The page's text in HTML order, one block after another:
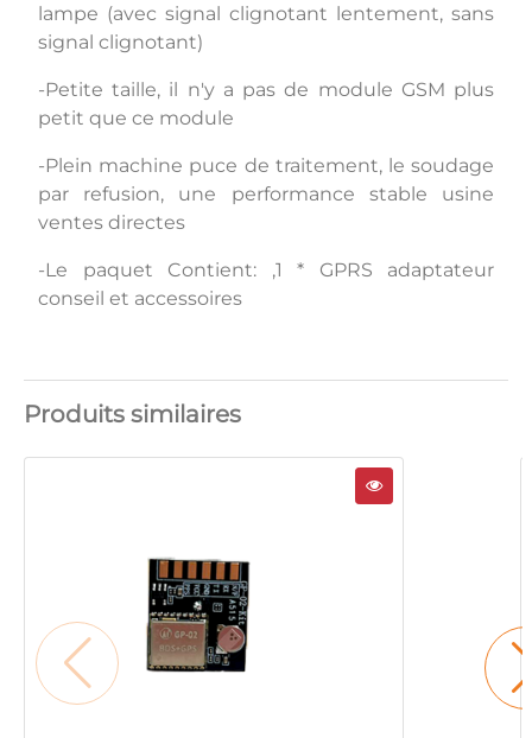
lampe (avec signal clignotant lentement, sans
signal clignotant)
-Petite taille, il n'y a pas de module GSM plus
petit que ce module
-Plein machine puce de traitement, le soudage
par refusion, une performance stable usine
ventes directes
-Le paquet Contient: ,1 * GPRS adaptateur
conseil et accessoires
Produits similaires